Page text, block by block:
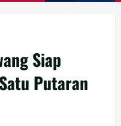
Siap
Putaran